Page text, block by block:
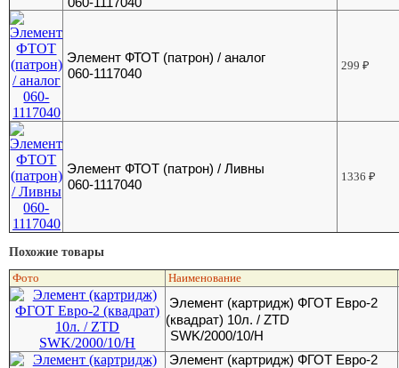
Элемент ФТОТ (патрон) / аналог
060-1117040
299₽
Элемент ФТОТ (патрон) / Ливны
060-1117040
1336₽
Похожие товары
Фото Наименование
Элемент (картридж) ФГОТ Евро-2
(квадрат) 10л. / ZTD
SWK/2000/10/H
Элемент (картридж) ФГОТ Евро-2